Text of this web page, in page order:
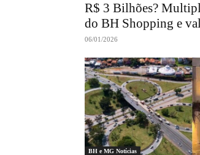
R$ 3 Bilhões?
do BH Shopping e
06/01/2026
BH e MG Notícias